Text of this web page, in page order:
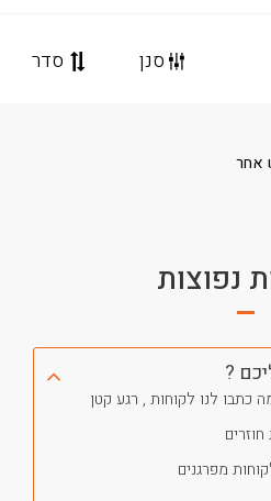
סנן סדר
אחר
נפוצות
?
כתבו לנו לקוחות , רגע קטן
מפרגנים